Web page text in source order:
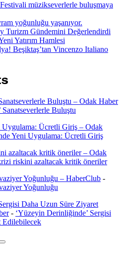
müzikseverlerle buluşmaya
yoğunluğu yaşanıyor.
Turizm Gündemini Değerlendirdi
Yatırım Hamlesi
Beşiktaş’tan Vincenzo Italiano
Buluştu – Odak Haber
Sanatseverlerle Buluştu
Uygulama: Ücretli Giriş – Odak
Yeni Uygulama: Ücretli Giriş
azaltacak kritik öneriler – Odak
riskini azaltacak kritik öneriler
Yoğunluğu – HaberClub -
Yoğunluğu
Daha Uzun Süre Ziyaret
- ‘Yüzeyin Derinliğinde’ Sergisi
Edilebilecek
Search